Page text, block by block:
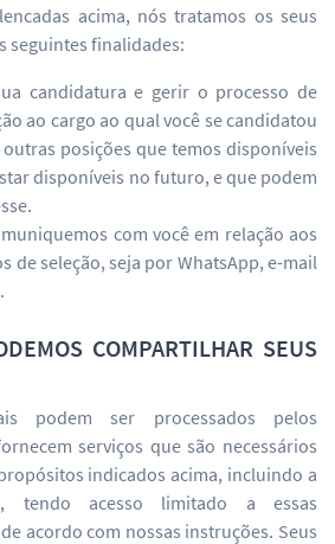
acima, nós tratamos os seus
seguintes finalidades:
candidatura e gerir o processo de
ao cargo ao qual você se candidatou
posições que temos disponíveis
disponíveis no futuro, e que podem
com você em relação aos
de seleção, seja por WhatsApp, e-mail
COMPARTILHAR SEUS
podem ser processados pelos
serviços que são necessários
indicados acima, incluindo a
tendo acesso limitado a essas
acordo com nossas instruções. Seus